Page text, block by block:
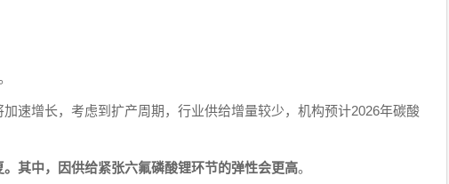
速增长，考虑到扩产周期，行业供给增量较少，机构预计2026年碳酸
其中，因供给紧张六氟磷酸锂环节的弹性会更高。